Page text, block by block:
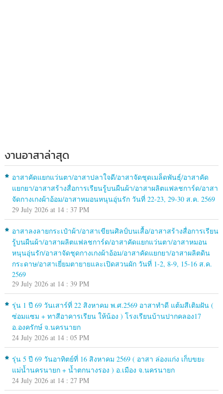
งานอาสาล่าสุด
อาสาคัดแยกแว่นตา/อาสาปลาใจดี/อาสาจัดชุดเมล็ดพันธุ์/อาสาคัด
แยกยา/อาสาสร้างสื่อการเรียนรู้บนผืนผ้า/อาสาผลิตแฟลชการ์ด/อาสา
จัดกางเกงผ้าอ้อม/อาสาหมอนหนุนอุ่นรัก วันที่ 22-23, 29-30 ส.ค. 2569
29 July 2026 at 14 : 37 PM
อาสาลงลายกระเป๋าผ้า/อาสาเขียนศิลป์บนเสื้อ/อาสาสร้างสื่อการเรียน
รู้บนผืนผ้า/อาสาผลิตแฟลชการ์ด/อาสาคัดแยกแว่นตา/อาสาหมอน
หนุนอุ่นรัก/อาสาจัดชุดกางเกงผ้าอ้อม/อาสาคัดแยกยา/อาสาผลิตดิน
กระดาษ/อาสาเยี่ยมตายายและเปิดสวนผัก วันที่ 1-2, 8-9, 15-16 ส.ค.
2569
29 July 2026 at 14 : 39 PM
รุ่น 1 ปี 69 วันเสาร์ที่ 22 สิงหาคม พ.ศ.2569 อาสาทำดี แต้มสีเติมฝัน (
ซ่อมแซม + ทาสีอาคารเรียน ให้น้อง ) โรงเรียนบ้านปากคลอง17
อ.องครักษ์ จ.นครนายก
24 July 2026 at 14 : 05 PM
รุ่น 5 ปี 69 วันอาทิตย์ที่ 16 สิงหาคม 2569 ( อาสา ล่องแก่ง เก็บขยะ
แม่น้ำนครนายก + น้ำตกนางรอง ) อ.เมือง จ.นครนายก
24 July 2026 at 14 : 27 PM